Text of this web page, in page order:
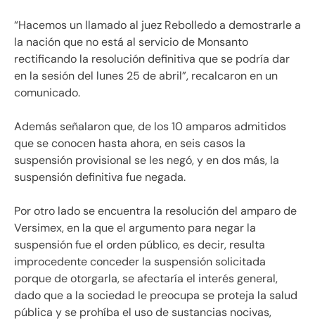
“Hacemos un llamado al juez Rebolledo a demostrarle a
la nación que no está al servicio de Monsanto
rectificando la resolución definitiva que se podría dar
en la sesión del lunes 25 de abril”, recalcaron en un
comunicado.
Además señalaron que, de los 10 amparos admitidos
que se conocen hasta ahora, en seis casos la
suspensión provisional se les negó, y en dos más, la
suspensión definitiva fue negada.
Por otro lado se encuentra la resolución del amparo de
Versimex, en la que el argumento para negar la
suspensión fue el orden público, es decir, resulta
improcedente conceder la suspensión solicitada
porque de otorgarla, se afectaría el interés general,
dado que a la sociedad le preocupa se proteja la salud
pública y se prohíba el uso de sustancias nocivas,